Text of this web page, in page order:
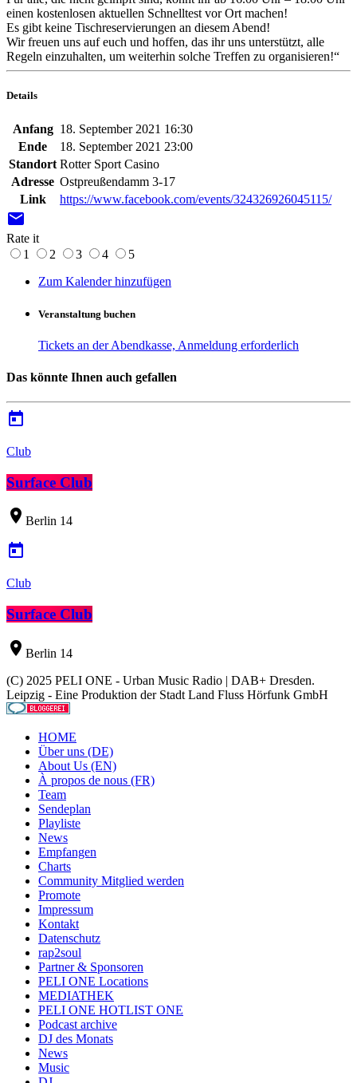
einen kostenlosen aktuellen Schnelltest vor Ort machen!
Es gibt keine Tischreservierungen an diesem Abend!
Wir freuen uns auf euch und hoffen, das ihr uns unterstützt, alle
Regeln einzuhalten, um weiterhin solche Treffen zu organisieren!“
Details
Anfang 18. September 2021 16:30
Ende
18. September 2021 23:00
Standort Rotter Sport Casino
Adresse Ostpreußendamm 3-17
Link
https://www.facebook.com/events/324326926045115/
email
Rate it
1
2 3 4
5
Zum Kalender hinzufügen
Veranstaltung buchen
Tickets an der Abendkasse, Anmeldung erforderlich
Das könnte Ihnen auch gefallen
today
Club
Surface Club
location_on Berlin 14
today
Club
Surface Club
location_on Berlin 14
(C) 2025 PELI ONE - Urban Music Radio | DAB+ Dresden.
Leipzig - Eine Produktion der Stadt Land Fluss Hörfunk GmbH
HOME
Über uns (DE)
About Us (EN)
À propos de nous (FR)
Team
Sendeplan
Playliste
News
Empfangen
Charts
Community Mitglied werden
Promote
Impressum
Kontakt
Datenschutz
rap2soul
Partner & Sponsoren
PELI ONE Locations
MEDIATHEK
PELI ONE HOTLIST ONE
Podcast archive
DJ des Monats
News
Music